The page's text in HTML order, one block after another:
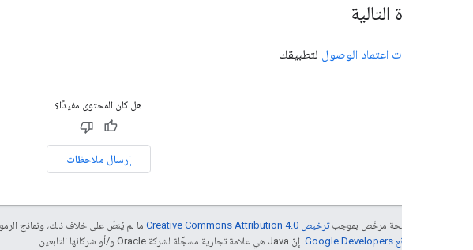
الخطوة التالية
إنشاء بيانات اعتماد الوصول لتطبيقك
هل كان المحتوى مفيدًا؟
إرسال ملاحظات
إنّ محتوى هذه الصفحة مرخّص بموجبترخيص Creative Commons Attribution 4.0‏ ما لم يُنصّ على خلاف ذلك، ونماذج
سياسات موقع Google Developers‏ . إنّ Java هي علامة تجارية مسجَّلة لشركة Oracle و/أو شركائها التابعين.